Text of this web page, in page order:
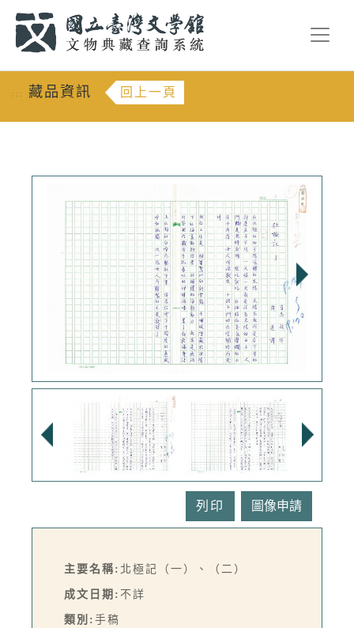
::: 藏品資訊 回上一頁
列印
主要名稱: 北極記（一）、（二）
成文日期: 不詳
類別: 手稿